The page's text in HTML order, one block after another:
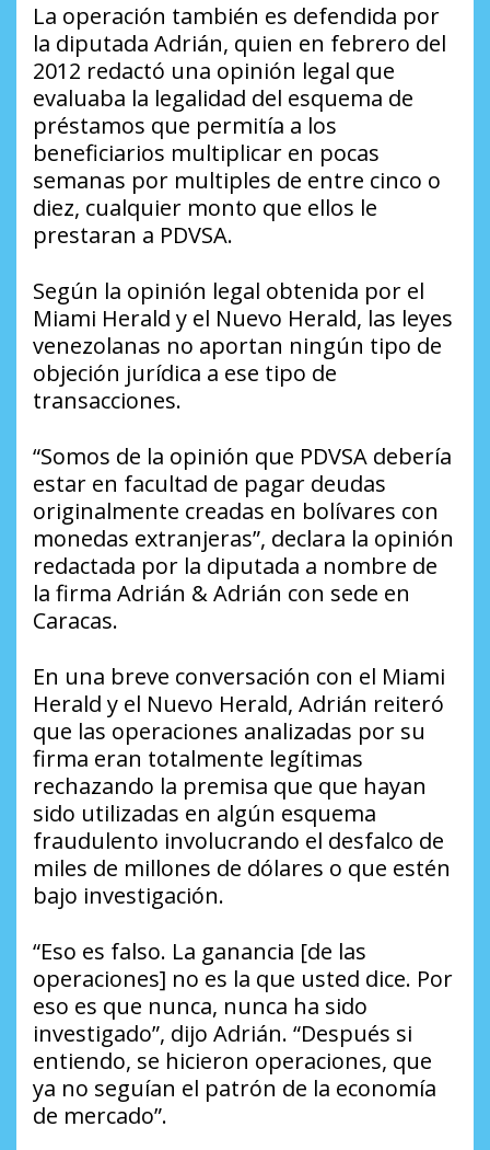
La operación también es defendida por
la diputada Adrián, quien en febrero del
2012 redactó una opinión legal que
evaluaba la legalidad del esquema de
préstamos que permitía a los
beneficiarios multiplicar en pocas
semanas por multiples de entre cinco o
diez, cualquier monto que ellos le
prestaran a PDVSA.
Según la opinión legal obtenida por el
Miami Herald y el Nuevo Herald, las leyes
venezolanas no aportan ningún tipo de
objeción jurídica a ese tipo de
transacciones.
“Somos de la opinión que PDVSA debería
estar en facultad de pagar deudas
originalmente creadas en bolívares con
monedas extranjeras”, declara la opinión
redactada por la diputada a nombre de
la firma Adrián & Adrián con sede en
Caracas.
En una breve conversación con el Miami
Herald y el Nuevo Herald, Adrián reiteró
que las operaciones analizadas por su
firma eran totalmente legítimas
rechazando la premisa que que hayan
sido utilizadas en algún esquema
fraudulento involucrando el desfalco de
miles de millones de dólares o que estén
bajo investigación.
“Eso es falso. La ganancia [de las
operaciones] no es la que usted dice. Por
eso es que nunca, nunca ha sido
investigado”, dijo Adrián. “Después si
entiendo, se hicieron operaciones, que
ya no seguían el patrón de la economía
de mercado”.